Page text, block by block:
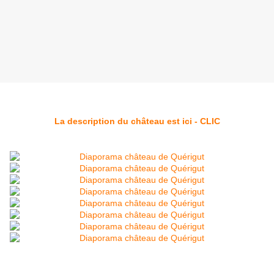
La description du château est ici - CLIC